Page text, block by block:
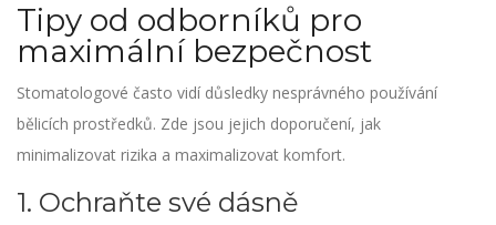
Tipy od odborníků pro
maximální bezpečnost
Stomatologové často vidí důsledky nesprávného používání
bělicích prostředků. Zde jsou jejich doporučení, jak
minimalizovat rizika a maximalizovat komfort.
1. Ochraňte své dásně